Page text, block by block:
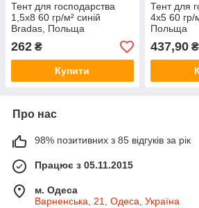
Тент для господарства
1,5х8 60 гр/м² синій
Bradas, Польща
262 ₴
Купити
Тент для
4х5 60 гр/
Польща
437,90₴
Про нас
98% позитивних з 85 відгуків за рік
Працює з 05.11.2015
м. Одеса
Варненська, 21, Одеса, Україна